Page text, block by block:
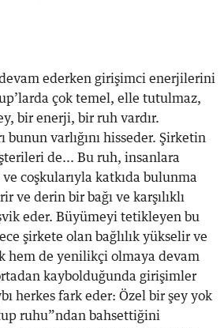
ederken girişimci enerjilerini
çok temel, elle tutulmaz,
bir enerji, bir ruh vardır.
varlığını hisseder. Şirketin
de... Bu ruh, insanlara
coşkularıyla katkıda bulunma
ve derin bir bağı ve karşılıklı
eder. Büyümeyi tetikleyen bu
şirkete olan bağlılık yükselir ve
hem de yenilikçi olmaya devam
kaybolduğunda girişimler
herkes fark eder: Özel bir şey yok
ruhu”ndan bahsettiğini